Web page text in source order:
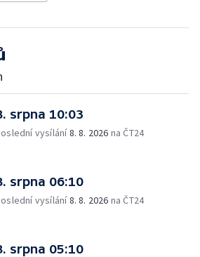
srpna 10:03
vysílání8. 8. 2026 na ČT24
srpna 06:10
vysílání8. 8. 2026 na ČT24
srpna 05:10